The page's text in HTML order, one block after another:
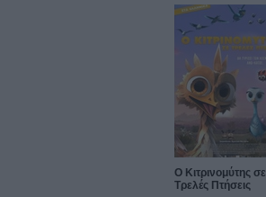
Ο Κιτρινομύτης σε
Τρελές Πτήσεις